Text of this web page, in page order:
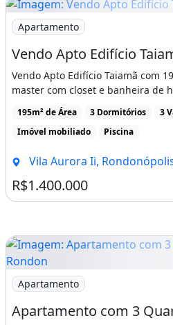
Imagem: Vendo Apto Edifício
Apartamento
Vendo Apto Edifício
Vendo Apto Edifício Taiamã com
master com closet e banheira de
195m² de Área 3 Dormitórios
3
Imóvel mobiliado
Piscina
Vila Aurora Ii,
R$1.400.000
Imagem: Apartamento com 3
Apartamento